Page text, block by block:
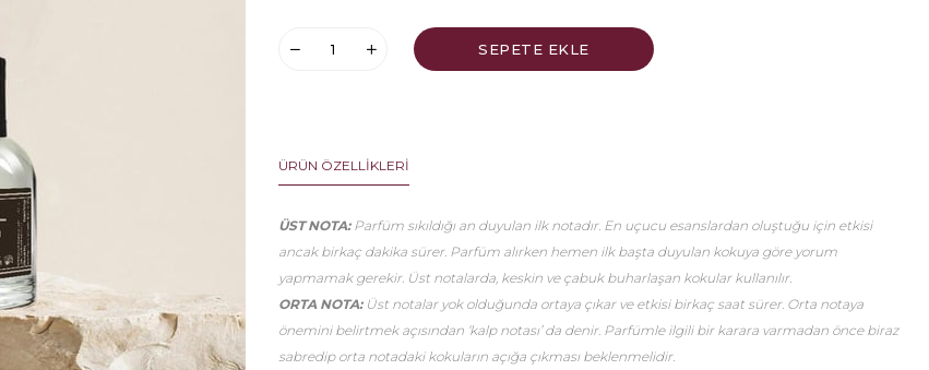
ÜRÜN ÖZELLIKLERI
ÜST NOTA:Parfüm sıkıldığı an duyulan ilk notadır. En uçucu esanslardan oluştuğu için etkisi
ancak birkaç dakika sürer. Parfüm alırken hemen ilk başta duyulan kokuya göre yorum
yapmamak gerekir. Üst notalarda, keskin ve çabuk buharlaşan kokular kullanılır.
ORTA NOTA: Üst notalar yok olduğunda ortaya çıkar ve etkisi birkaç saat sürer. Orta notaya
önemini belirtmek açısından ‘kalp notası’ da denir. Parfümle ilgili bir karara varmadan önce biraz
sabredip orta notadaki kokuların açığa çıkması beklenmelidir.